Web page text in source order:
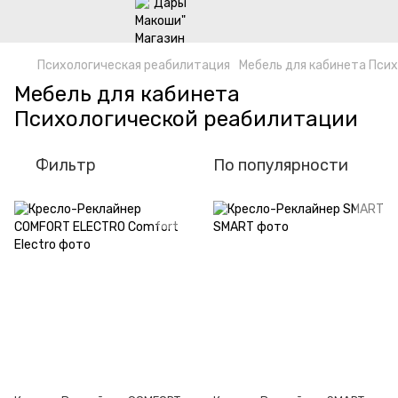
Психологическая реабилитация Мебель для кабинета
Мебель для кабинета
Психологической реабилитации
Фильтр По популярности